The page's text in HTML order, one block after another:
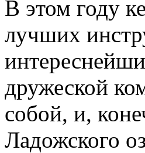
В этом году
лучших
дружеской
собой, и,
Ладожского